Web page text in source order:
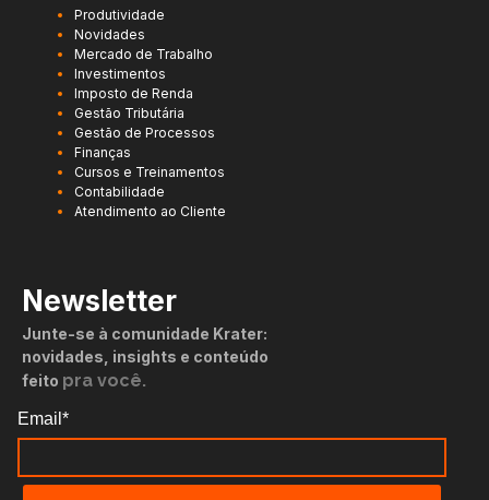
Produtividade
Novidades
Mercado de Trabalho
Investimentos
Imposto de Renda
Gestão Tributária
Gestão de Processos
Finanças
Cursos e Treinamentos
Contabilidade
Atendimento ao Cliente
Newsletter
Junte-se à comunidade Krater:
novidades, insights e conteúdo
feito pra você.
Email*